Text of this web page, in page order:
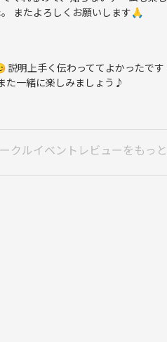
またよろしくお願いします🙏
説明上手く伝わっててよかったで
た一緒に楽しみましょう♪
クルイベントレビューをもっ